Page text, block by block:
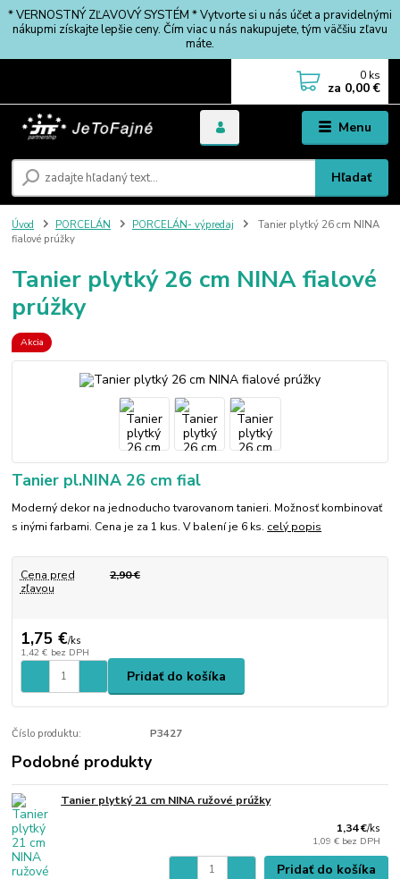
* VERNOSTNÝ ZĽAVOVÝ SYSTÉM * Vytvorte si u nás účet a pravidelnými
nákupmi získajte lepšie ceny. Čím viac u nás nakupujete, tým väčšiu zľavu
máte.
Menu
Hľadať
0 ks
za 0,00 €
Úvod PORCELÁN PORCELÁN- výpredaj
Tanier plytký 26 cm NINA
fialové prúžky
Tanier plytký 26 cm NINA fialové
prúžky
Akcia
Tanier pl.NINA 26 cm fial
Moderný dekor na jednoducho tvarovanom tanieri. Možnosť kombinovať
s inými farbami. Cena je za 1 kus. V balení je 6 ks. celý popis
Cena pred
zľavou
2,90 €
1,75 €/ks
1,42 € bez DPH
Pridať do košíka
Číslo produktu: P3427
Podobné produkty
Tanier plytký 21 cm NINA ružové prúžky
1,34 €/ks
1,09 € bez DPH
Pridať do košíka